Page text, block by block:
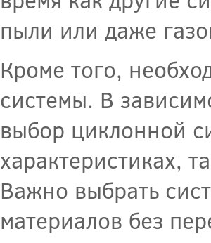
пыли или даже
Кроме того,
системы. В
выбор циклонной
характеристиках,
Важно выбрать
материалов без